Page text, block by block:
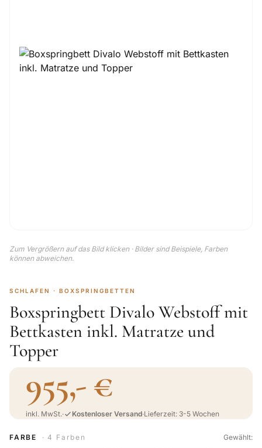
Zum Vergrößern auf das Bild klicken · Bilder sind Beispiele, Farben
können abweichen.
SCHLAFEN · BOXSPRINGBETTEN
Boxspringbett Divalo Webstoff mit
Bettkasten inkl. Matratze und
Topper
955,- €
inkl. MwSt.· Kostenloser Versand·Lieferzeit: 3-5 Wochen
FARBE · 4 Farben Gewählt: